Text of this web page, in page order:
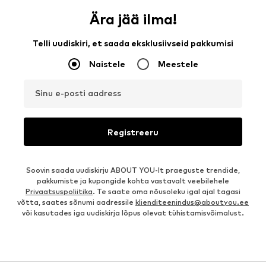
Ära jää ilma!
Telli uudiskiri, et saada eksklusiivseid pakkumisi
Naistele Meestele
Sinu e-posti aadress
Registreeru
Soovin saada uudiskirju ABOUT YOU-lt praeguste trendide,
pakkumiste ja kupongide kohta vastavalt veebilehele
Privaatsuspoliitika. Te saate oma nõusoleku igal ajal tagasi
võtta, saates sõnumi aadressile klienditeenindus@aboutyou.ee
või kasutades iga uudiskirja lõpus olevat tühistamisvõimalust.